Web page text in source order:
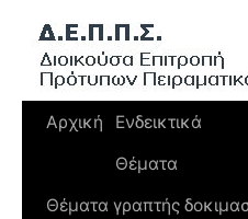
Αρχική
Ενδεικτικά
Θέματα
Θέματα γραπτής